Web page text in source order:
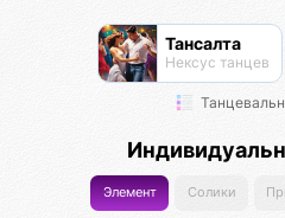
Тансалта
Нексус танцев
Элемент Солики